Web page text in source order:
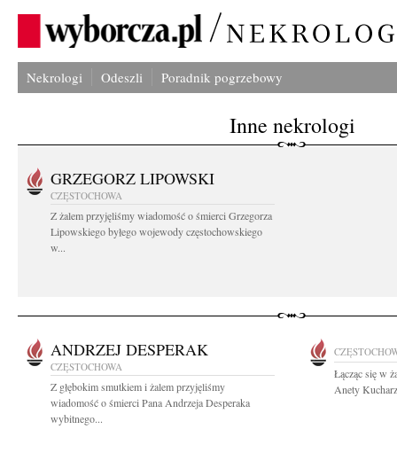
Nekrologi Odeszli Poradnik pogrzebowy
Inne nekrologi
GRZEGORZ LIPOWSKI
CZĘSTOCHOWA
Z żalem przyjęliśmy wiadomość o śmierci Grzegorza
Lipowskiego byłego wojewody częstochowskiego
w...
ANDRZEJ DESPERAK
CZĘSTOCHOWA
Z głębokim smutkiem i żalem przyjęliśmy
wiadomość o śmierci Pana Andrzeja Desperaka
wybitnego...
Łącząc się w
Anety